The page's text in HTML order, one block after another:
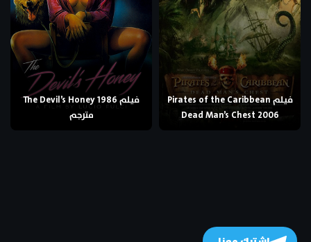
فيلم Pirates of the Caribbean
Dead Man’s Chest 2006
فيلم The Devil’s Honey 1986
مترجم